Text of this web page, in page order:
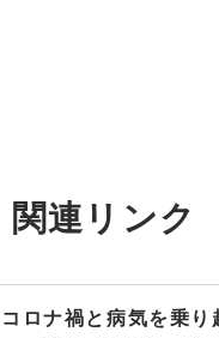
関連リンク
コロナ禍と病気を乗り